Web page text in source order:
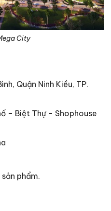
City
Quận Ninh Kiều, TP.
– Biệt Thự – Shophouse
phẩm.